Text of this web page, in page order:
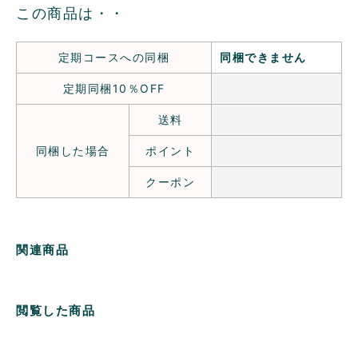
この商品は・・
定期コースへの同梱 同梱できません
定期同梱10％OFF
同梱した場合
送料
ポイント
クーポン
関連商品
閲覧した商品